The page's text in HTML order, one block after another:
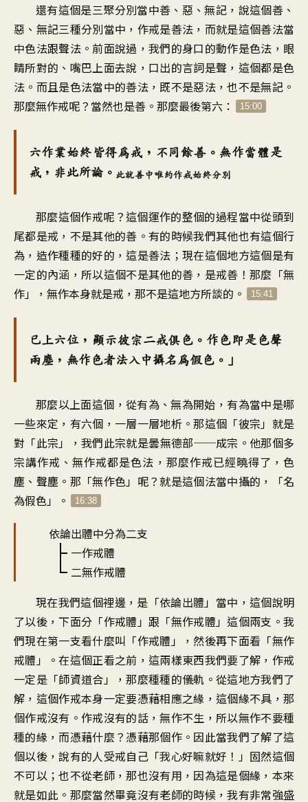
還有這個是三聚分別當中善、惡、無記，說這個善、
惡、無記三種分別當中，作戒是善法，而就是這個善法當
中色法跟聲法。前面說過，我們的身口的動作是色法，眼
睛所對的、嘴巴上面去說，口出的言詞是聲，這個都是色
法。而且是色法當中的善法，既不是惡法，也不是無記。
那麼無作戒呢？當然也是善。那麼最後第六：
15:00
六作業始終皆得為戒，不同餘善。無作當體是
戒，非此所論。 此就善中唯約作戒始終分別
那麼這個作戒呢？這個運作的整個的過程當中從頭到
尾都是戒，不是其他的善。有的時候我們其他也有這個行
為，造作種種的好的，這是善法；現在這個地方這個是有
一定的內涵，所以這個不是其他的善，是戒善！那麼「無
作」，無作本身就是戒，那不是這地方所談的。
15:41
已上六位，顯示彼宗二戒俱色。作色即是色聲
兩塵，無作色者法入中攝名為假色。」
那麼以上面這個，從有為、無為開始，有為當中是哪
一些來定，有六個，一層一層地析。那這個「彼宗」就是
對「此宗」，我們此宗就是曇無德部──成宗。他那個多
宗講作戒、無作戒都是色法，那麼作戒已經曉得了，色
塵、聲塵。那「無作色」呢？就是這個法當中攝的，「名
為假色」。
16:38
依論出體中分為二支
一作戒體
二無作戒體
現在我們這個裡邊，是「依論出體」當中，這個說明
了以後，下面分「作戒體」跟「無作戒體」這個兩支。我
們現在第一支看什麼叫「作戒體」，然後再下面看「無作
戒體」。在這個正看之前，這兩樣東西我們要了解，作戒
一定是「師資道合」，那麼種種的儀軌。從這地方我們了
解，這個作戒本身一定要憑藉相應之緣，這個緣不具，那
個作戒沒有。作戒沒有的話，無作不生，所以無作不要種
種的緣，而憑藉什麼？憑藉那個作。因此當我們了解了這
個以後，說有的人受戒自己「我心好嘛就好！」固然這個
不可以；也不從老師，那也沒有用，因為這是個緣，本來
就是如此。那麼當然畢竟沒有老師的時候，我有非常強盛